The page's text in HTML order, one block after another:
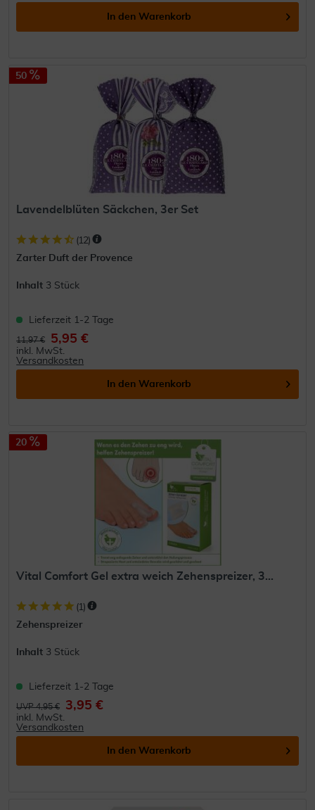
In den Warenkorb
50
Lavendelblüten Säckchen, 3er Set
(12)
Zarter Duft der Provence
Inhalt 3 Stück
Lieferzeit 1-2 Tage
11,97 € 5,95 €
inkl. MwSt.
Versandkosten
In den Warenkorb
20
Vital Comfort Gel extra weich Zehenspreizer, 3...
(1)
Zehenspreizer
Inhalt 3 Stück
Lieferzeit 1-2 Tage
UVP 4,95 € 3,95 €
inkl. MwSt.
Versandkosten
In den Warenkorb